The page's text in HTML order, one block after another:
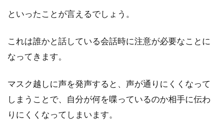
といったことが言えるでしょう。
これは誰かと話している会話時に注意が必要なことに
なってきます。
マスク越しに声を発声すると、声が通りにくくなって
しまうことで、自分が何を喋っているのか相手に伝わ
りにくくなってしまいます。